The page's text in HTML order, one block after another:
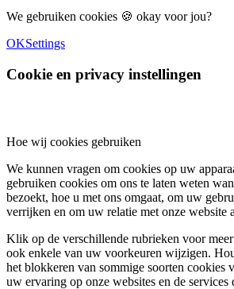
We gebruiken cookies 🍪 okay voor jou?
OKSettings
Cookie en privacy instellingen
Hoe wij cookies gebruiken
We kunnen vragen om cookies op uw
gebruiken cookies om ons te laten weten
bezoekt, hoe u met ons omgaat, om uw
verrijken en om uw relatie met onze website
Klik op de verschillende rubrieken voor
ook enkele van uw voorkeuren wijzigen.
het blokkeren van sommige soorten cookies
uw ervaring op onze websites en de services